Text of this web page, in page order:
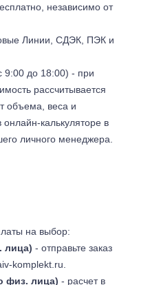
независимо от
Линии, СДЭК, ПЭК и
9:00 до 18:00) - при
рассчитывается
объема, веса и
калькуляторе в
личного менеджера.
на выбор:
лица) - отправьте заказ
komplekt.ru
физ. лица) - расчет в